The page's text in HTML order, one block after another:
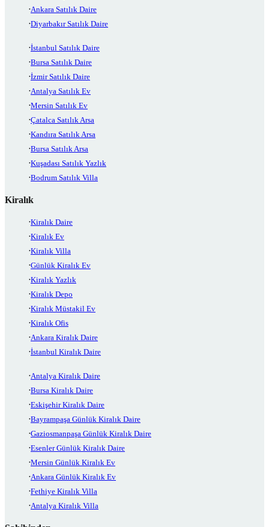
Ankara Satılık Daire
Diyarbakır Satılık Daire
İstanbul Satılık Daire
Bursa Satılık Daire
İzmir Satılık Daire
Antalya Satılık Ev
Mersin Satılık Ev
Çatalca Satılık Arsa
Kandıra Satılık Arsa
Bursa Satılık Arsa
Kuşadası Satılık Yazlık
Bodrum Satılık Villa
Kiralık
Kiralık Daire
Kiralık Ev
Kiralık Villa
Günlük Kiralık Ev
Kiralık Yazlık
Kiralık Depo
Kiralık Müstakil Ev
Kiralık Ofis
Ankara Kiralık Daire
İstanbul Kiralık Daire
Antalya Kiralık Daire
Bursa Kiralık Daire
Eskişehir Kiralık Daire
Bayrampaşa Günlük Kiralık Daire
Gaziosmanpaşa Günlük Kiralık Daire
Esenler Günlük Kiralık Daire
Mersin Günlük Kiralık Ev
Ankara Günlük Kiralık Ev
Fethiye Kiralık Villa
Antalya Kiralık Villa